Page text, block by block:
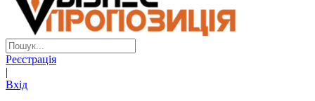
Реєстрація
|
Вхід